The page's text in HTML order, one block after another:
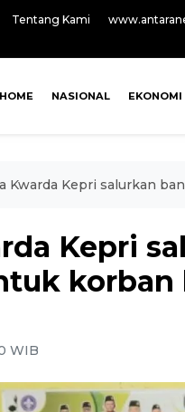
Tentang Kami
HOME NASIONAL
Kwarda Kepri salurkan
Kepri
korban
WIB